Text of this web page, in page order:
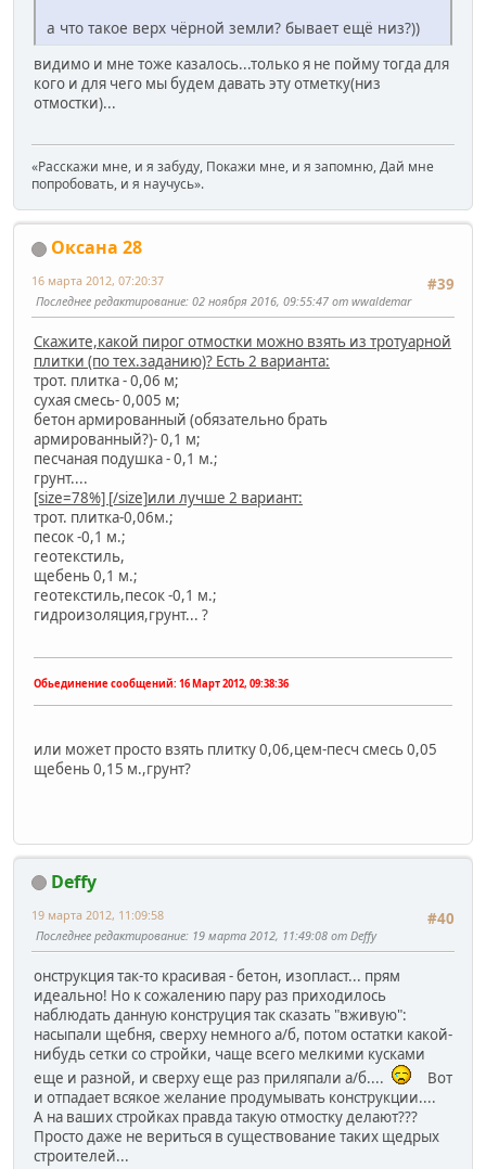
а что такое верх чёрной земли? бывает ещё низ?))
видимо и мне тоже казалось...только я не пойму тогда для
кого и для чего мы будем давать эту отметку(низ
отмостки)...
«Расскажи мне, и я забуду, Покажи мне, и я запомню, Дай мне
попробовать, и я научусь».
Оксана 28
#39
16 марта 2012, 07:20:37
Последнее редактирование: 02 ноября 2016, 09:55:47 от wwaldemar
Скажите,какой пирог отмостки можно взять из тротуарной
плитки (по тех.заданию)? Есть 2 варианта:
трот. плитка - 0,06 м;
сухая смесь- 0,005 м;
бетон армированный (обязательно брать
армированный?)- 0,1 м;
песчаная подушка - 0,1 м.;
грунт....
[size=78%] [/size]или лучше 2 вариант:
трот. плитка-0,06м.;
песок -0,1 м.;
геотекстиль,
щебень 0,1 м.;
геотекстиль,песок -0,1 м.;
гидроизоляция,грунт... ?
Обьединение сообщений: 16 Март 2012, 09:38:36
или может просто взять плитку 0,06,цем-песч смесь 0,05
щебень 0,15 м.,грунт?
Deffy
#40
19 марта 2012, 11:09:58
Последнее редактирование: 19 марта 2012, 11:49:08 от Deffy
онструкция так-то красивая - бетон, изопласт... прям
идеально! Но к сожалению пару раз приходилось
наблюдать данную конструция так сказать "вживую":
насыпали щебня, сверху немного а/б, потом остатки какой-
нибудь сетки со стройки, чаще всего мелкими кусками
еще и разной, и сверху еще раз приляпали а/б....
Вот
и отпадает всякое желание продумывать конструкции....
А на ваших стройках правда такую отмостку делают???
Просто даже не вериться в существование таких щедрых
строителей...